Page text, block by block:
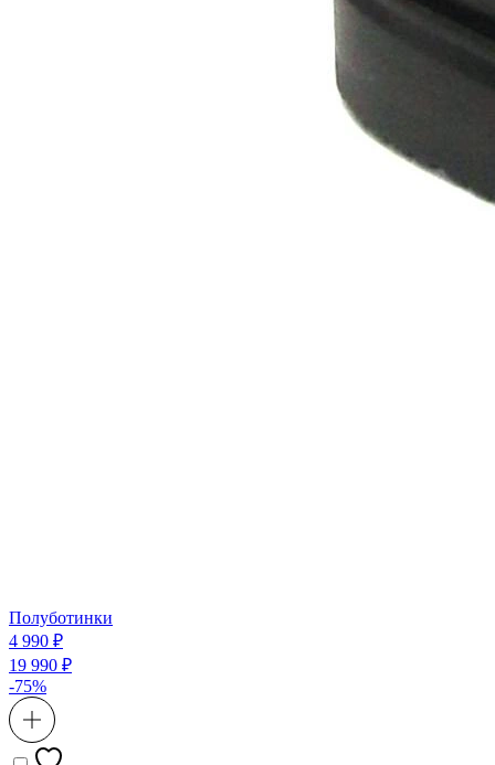
Полуботинки
4 990 ₽
19 990 ₽
-75%